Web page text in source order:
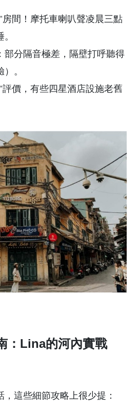
間！摩托車喇叭聲凌晨三點
部分隔音極差，隔壁打呼聽得
。
價，有些四星酒店設施老舊
：Lina的河內實戰
這些細節攻略上很少提：